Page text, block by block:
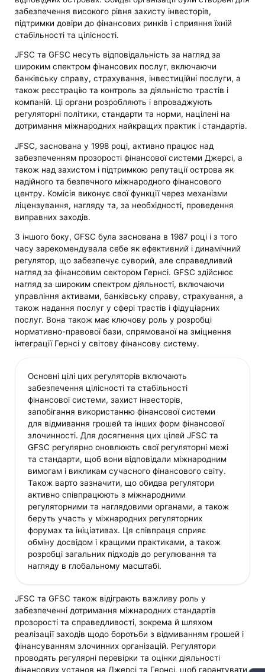
забезпечення високого рівня захисту інвесторів,
підтримки довіри до фінансових ринків і сприяння їхній
стабільності та цілісності.
JFSC та GFSC несуть відповідальність за нагляд за
широким спектром фінансових послуг, включаючи
банківську справу, страхування, інвестиційні послуги, а
також реєстрацію та контроль за діяльністю трастів і
компаній. Ці органи розробляють і впроваджують
регуляторні політики, стандарти та норми, націлені на
дотримання міжнародних найкращих практик і стандартів.
JFSC, заснована у 1998 році, активно працює над
забезпеченням прозорості фінансової системи Джерсі, а
також над захистом і підтримкою репутації острова як
надійного та безпечного міжнародного фінансового
центру. Комісія виконує свої функції через механізми
ліцензування, нагляду та, за необхідності, проведення
виправних заходів.
З іншого боку, GFSC була заснована в 1987 році і з того
часу зарекомендувала себе як ефективний і динамічний
регулятор, що забезпечує суворий, але справедливий
нагляд за фінансовим сектором Гернсі. GFSC здійснює
нагляд за широким спектром діяльності, включаючи
управління активами, банківську справу, страхування, а
також надання послуг у сфері трастів і фідуціарних
послуг. Вона також має ключову роль у розробці
нормативно-правової бази, спрямованої на зміцнення
інтеграції Гернсі у світову фінансову систему.
Основні цілі цих регуляторів включають
забезпечення цілісності та стабільності
фінансової системи, захист інвесторів,
запобігання використанню фінансової системи
для відмивання грошей та інших форм фінансової
злочинності. Для досягнення цих цілей JFSC та
GFSC регулярно оновлюють свої регуляторні межі
та стандарти, щоб вони відповідали міжнародним
вимогам і викликам сучасного фінансового світу.
Також варто зазначити, що обидва регулятори
активно співпрацюють з міжнародними
регуляторними та наглядовими органами, а також
беруть участь у міжнародних регуляторних
форумах та ініціативах. Ця співпраця сприяє
обміну досвідом і кращими практиками, а також
розробці загальних підходів до регулювання та
нагляду в глобальному масштабі.
JFSC та GFSC також відіграють важливу роль у
забезпеченні дотримання міжнародних стандартів
прозорості та справедливості, зокрема й шляхом
реалізації заходів щодо боротьби з відмиванням грошей і
фінансуванням злочинних організацій. Регулятори
проводять регулярні перевірки та оцінки діяльності
фінансових установ на Джерсі та Гернсі, щоб гарантувати,